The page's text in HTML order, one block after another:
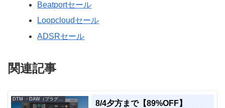
Beatportセール
Loopcloudセール
ADSRセール
関連記事
8/4夕方まで【89%OFF】